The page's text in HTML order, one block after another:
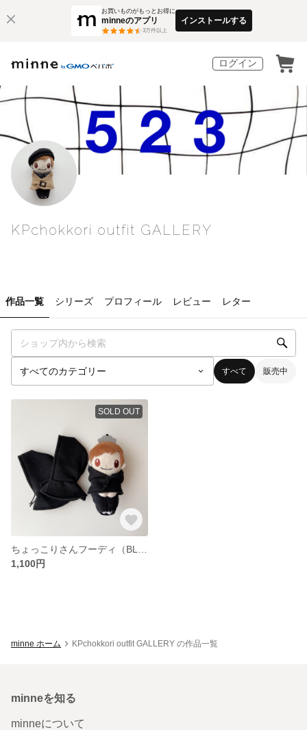
お買いものがもっとお得に
minneのアプリ
3万件以上
インストールする
ログイン
KPchokkori outfit GALLERY
作品一覧 シリーズ プロフィール レビュー レター
すべて 販売中
SOLD OUT
1,100円
minne ホーム KPchokkori outfit GALLERY の作品一覧
minneを知る
minneについて